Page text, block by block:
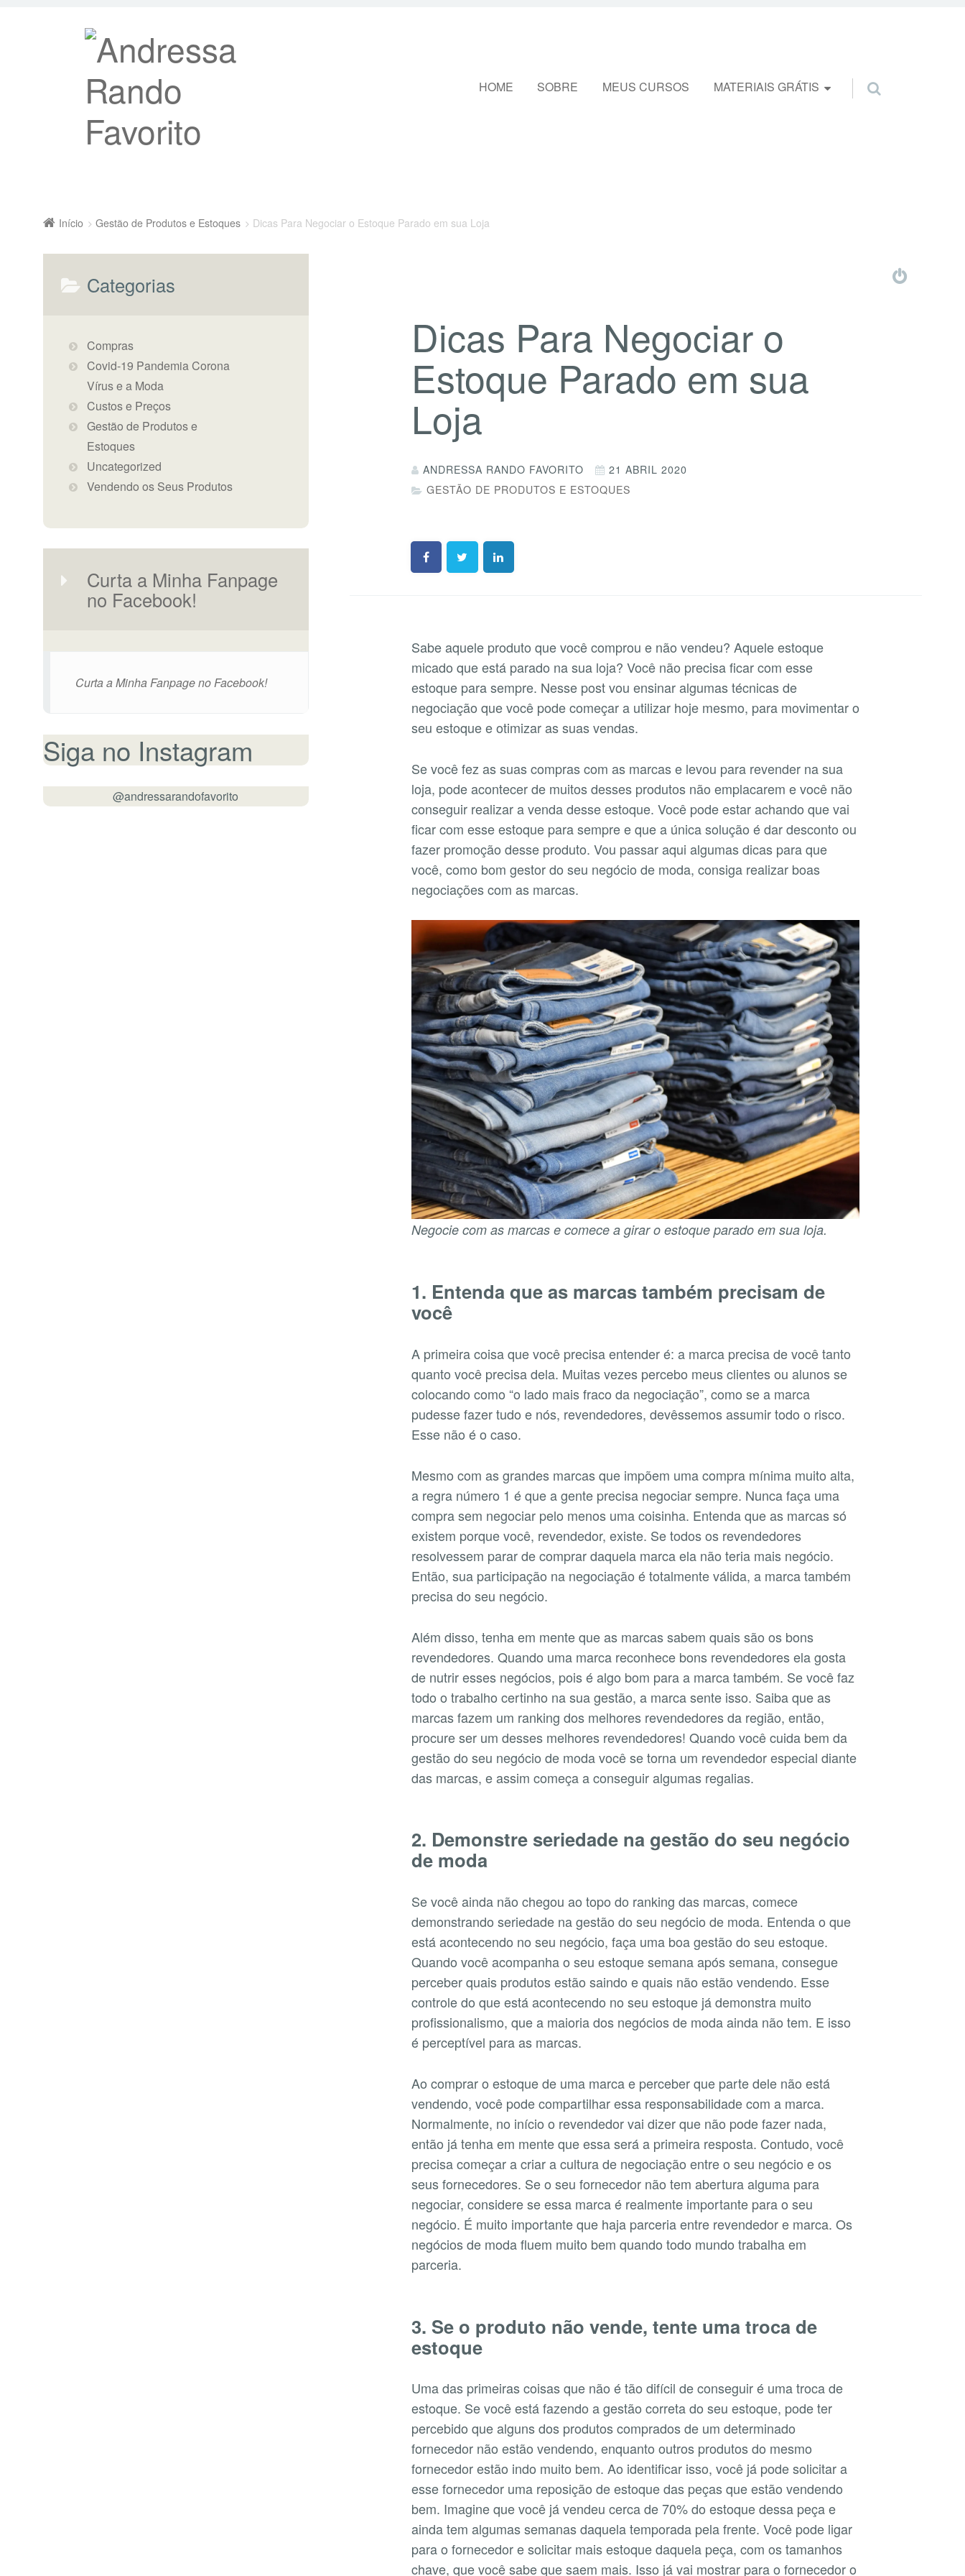
Pular para o conteúdo
HOME SOBRE MEUS CURSOS MATERIAIS GRÁTIS
Início Gestão de Produtos e Estoques Dicas Para Negociar o Estoque Parado em sua Loja
Dicas Para Negociar o
Estoque Parado em sua
Loja
ANDRESSA RANDO FAVORITO
21 ABRIL 2020
GESTÃO DE PRODUTOS E ESTOQUES
Sabe aquele produto que você comprou e não vendeu? Aquele estoque
micado que está parado na sua loja? Você não precisa ficar com esse
estoque para sempre. Nesse post vou ensinar algumas técnicas de
negociação que você pode começar a utilizar hoje mesmo, para movimentar o
seu estoque e otimizar as suas vendas.
Se você fez as suas compras com as marcas e levou para revender na sua
loja, pode acontecer de muitos desses produtos não emplacarem e você não
conseguir realizar a venda desse estoque. Você pode estar achando que vai
ficar com esse estoque para sempre e que a única solução é dar desconto ou
fazer promoção desse produto. Vou passar aqui algumas dicas para que
você, como bom gestor do seu negócio de moda, consiga realizar boas
negociações com as marcas.
Negocie com as marcas e comece a girar o estoque parado em sua loja.
1. Entenda que as marcas também precisam de
você
A primeira coisa que você precisa entender é: a marca precisa de você tanto
quanto você precisa dela. Muitas vezes percebo meus clientes ou alunos se
colocando como “o lado mais fraco da negociação”, como se a marca
pudesse fazer tudo e nós, revendedores, devêssemos assumir todo o risco.
Esse não é o caso.
Mesmo com as grandes marcas que impõem uma compra mínima muito alta,
a regra número 1 é que a gente precisa negociar sempre. Nunca faça uma
compra sem negociar pelo menos uma coisinha. Entenda que as marcas só
existem porque você, revendedor, existe. Se todos os revendedores
resolvessem parar de comprar daquela marca ela não teria mais negócio.
Então, sua participação na negociação é totalmente válida, a marca também
precisa do seu negócio.
Além disso, tenha em mente que as marcas sabem quais são os bons
revendedores. Quando uma marca reconhece bons revendedores ela gosta
de nutrir esses negócios, pois é algo bom para a marca também. Se você faz
todo o trabalho certinho na sua gestão, a marca sente isso. Saiba que as
marcas fazem um ranking dos melhores revendedores da região, então,
procure ser um desses melhores revendedores! Quando você cuida bem da
gestão do seu negócio de moda você se torna um revendedor especial diante
das marcas, e assim começa a conseguir algumas regalias.
2. Demonstre seriedade na gestão do seu negócio
de moda
Se você ainda não chegou ao topo do ranking das marcas, comece
demonstrando seriedade na gestão do seu negócio de moda. Entenda o que
está acontecendo no seu negócio, faça uma boa gestão do seu estoque.
Quando você acompanha o seu estoque semana após semana, consegue
perceber quais produtos estão saindo e quais não estão vendendo. Esse
controle do que está acontecendo no seu estoque já demonstra muito
profissionalismo, que a maioria dos negócios de moda ainda não tem. E isso
é perceptível para as marcas.
Ao comprar o estoque de uma marca e perceber que parte dele não está
vendendo, você pode compartilhar essa responsabilidade com a marca.
Normalmente, no início o revendedor vai dizer que não pode fazer nada,
então já tenha em mente que essa será a primeira resposta. Contudo, você
precisa começar a criar a cultura de negociação entre o seu negócio e os
seus fornecedores. Se o seu fornecedor não tem abertura alguma para
negociar, considere se essa marca é realmente importante para o seu
negócio. É muito importante que haja parceria entre revendedor e marca. Os
negócios de moda fluem muito bem quando todo mundo trabalha em
parceria.
3. Se o produto não vende, tente uma troca de
estoque
Uma das primeiras coisas que não é tão difícil de conseguir é uma troca de
estoque. Se você está fazendo a gestão correta do seu estoque, pode ter
percebido que alguns dos produtos comprados de um determinado
fornecedor não estão vendendo, enquanto outros produtos do mesmo
fornecedor estão indo muito bem. Ao identificar isso, você já pode solicitar a
esse fornecedor uma reposição de estoque das peças que estão vendendo
bem. Imagine que você já vendeu cerca de 70% do estoque dessa peça e
ainda tem algumas semanas daquela temporada pela frente. Você pode ligar
para o fornecedor e solicitar mais estoque daquela peça, com os tamanhos
chave, que você sabe que saem mais. Isso já vai mostrar para o fornecedor o
Categorias
Compras
Covid-19 Pandemia Corona
Vírus e a Moda
Custos e Preços
Gestão de Produtos e
Estoques
Uncategorized
Vendendo os Seus Produtos
Curta a Minha Fanpage
no Facebook!
Curta a Minha Fanpage no Facebook!
Siga no Instagram
@andressarandofavorito